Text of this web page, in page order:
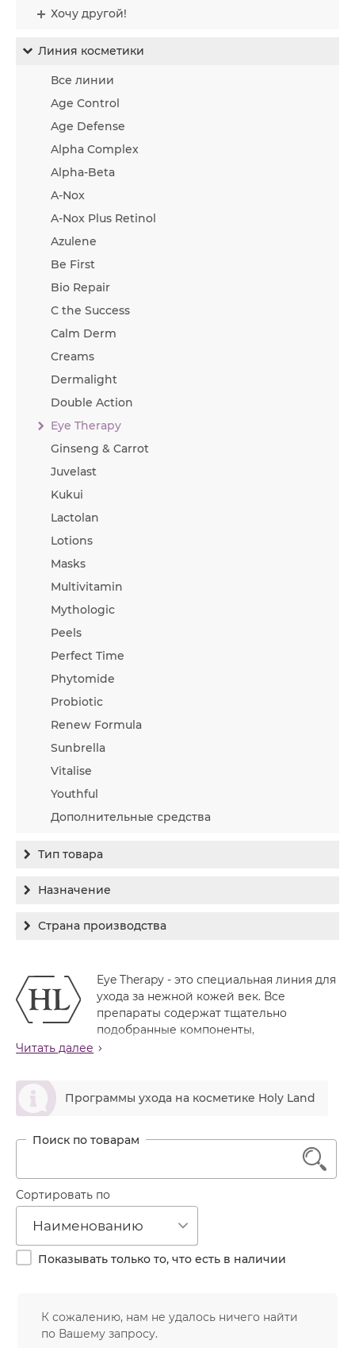
Хочу другой!
Линия косметики
Все линии
Age Control
Age Defense
Alpha Complex
Alpha-Beta
A-Nox
A-Nox Plus Retinol
Azulene
Be First
Bio Repair
C the Success
Calm Derm
Creams
Dermalight
Double Action
Eye Therapy
Ginseng & Carrot
Juvelast
Kukui
Lactolan
Lotions
Masks
Multivitamin
Mythologic
Peels
Perfect Time
Phytomide
Probiotic
Renew Formula
Sunbrella
Vitalise
Youthful
Дополнительные средства
Тип товара
Бальзам
Концентрат
Крем солнцезащитный
Крем тональный
Мусс
Мыло
Набор косметики
Пудра
Шампунь
Назначение
Гиперпигментация
Заживление
Лечение акне
Обновление кожи
Очищение
Против морщин
Увлажнение
Страна производства
Канада
Россия
Eye Therapy - это специальная линия для
ухода за нежной кожей век. Все
препараты содержат тщательно
подобранные компоненты,
ухаживающие и восстанавливающие кожу вокруг
Назначение линии
Обеспечивает комплексный уход за кожей вокруг
глаз
Успокаивает кожу век, уменьшает отечность и
Увлажняет, питает и восстанавливает кожу вокруг
Осветляет гиперпигментации, темные круги под
глазами
Повышает эластичность кожи, тонизирует и
Активные ингредиенты линии
Читать далее
ဆ Программы ухода на косметике Holy Land
1
Сортировать по
Наименованию
Показывать только то, что есть в наличии
К сожалению, нам не удалось ничего найти
по Вашему запросу.